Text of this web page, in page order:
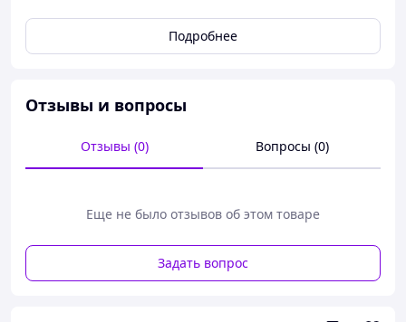
качества, имеет долгий срок службы и высокие
технические характеристики. Приобрести Дисплей
менеджера.
Подробнее
Отзывы и вопросы
Отзывы (0) Вопросы (0)
Еще не было отзывов об этом товаре
Задать вопрос